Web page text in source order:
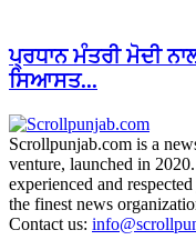
ਪ੍ਰਧਾਨ ਮੰਤਰੀ ਮੋਦੀ
ਸਿਆਸਤ...
Scrollpunjab.com is a
venture, launched in
experienced and
the finest news
Contact us: